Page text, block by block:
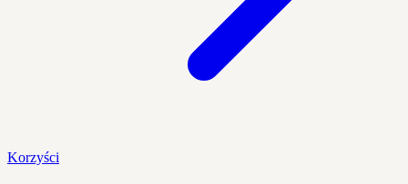
Korzyści